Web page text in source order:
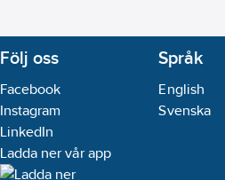
Följ oss
Facebook
Instagram
LinkedIn
Ladda ner vår app
Språk
English
Svenska